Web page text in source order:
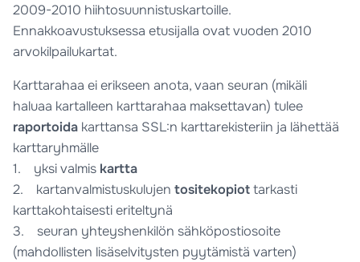
2009-2010 hiihtosuunnistuskartoille.
Ennakkoavustuksessa etusijalla ovat vuoden 2010
arvokilpailukartat.
Karttarahaa ei erikseen anota, vaan seuran (mikäli
haluaa kartalleen karttarahaa maksettavan) tulee
raportoida karttansa SSL:n karttarekisteriin ja lähettää
karttaryhmälle
1. yksi valmis kartta
2. kartanvalmistuskulujentositekopiottarkasti
karttakohtaisesti eriteltynä
3. seuran yhteyshenkilön sähköpostiosoite
(mahdollisten lisäselvitysten pyytämistä varten)